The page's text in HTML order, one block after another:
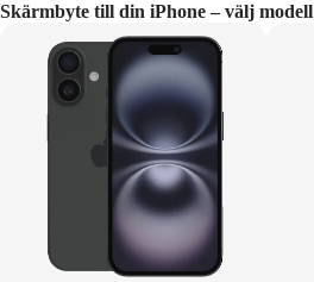
Skärmbyte till din iPhone – välj modell